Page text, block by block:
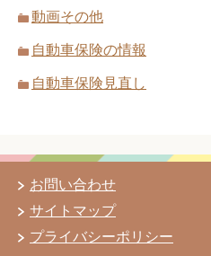
動画その他
自動車保険の情報
自動車保険見直し
お問い合わせ
サイトマップ
プライバシーポリシー